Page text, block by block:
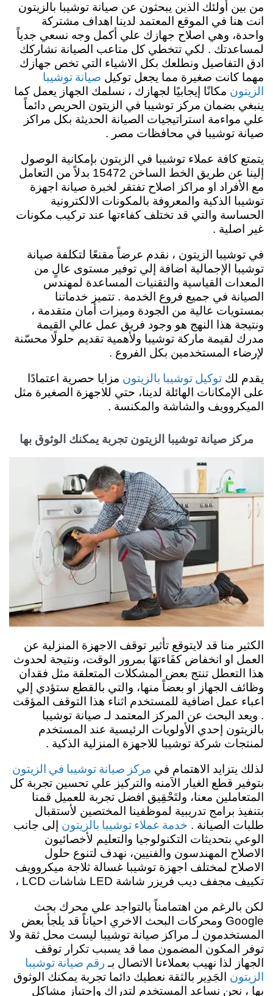
من بين أولئك الذين يبحثون عن صيانة توشيبا بالزيتون
انت هنا في الموقع المعتمد لدينا اهداف مشتركة
واحدة، وهي اصلاح جهازك علي أكمل وجه نسعي جدياً
لمساعدتك . لكي تتخطي كل متاعب الصيانة نشاركك
ادق التفاصيل ونطلعك بكل الاشياء التي تخص جهازك
مهما كانت صغيرة مما يجعل توكيل صيانة توشيبا
الزيتون مكانًا إيجابيًا لجهازك ، نسلمك الجهاز يعمل كما
ينبغي بضمان مركز توشيبا في الزيتون الحريص دائماً
علي مواءمة استراتيجيات الصيانة الحديثة بكل مراكز
صيانة توشيبا في محافظات مصر .
يتمتع كافة عملاء توشيبا في الزيتون بإمكانية الوصول
إلينا عن طريق الخط الساخن 15472 بدلاً من التعامل
مع الأفراد او مراكز اصلاح تفتقر لخبرة صيانة اجهزة
توشيبا الذكية والمعروفة بالمكونات الالكترونية
الحساسة والتي قد تختلف كفاءتها عند تركيب مكونات
غير اصلية .
في توشيبا الزيتون ، نقدم عرضاً مقنعًا لتكلفة صيانة
توشيبا الإجمالية اضافة إلي توفير مستوى عالٍ من
المعدات القياسية والتقنيات المساعدة لمهندس
الصيانة في جميع فروع الخدمة . تتميز خدماتنا
بمستويات عالية من الجودة وميزات أمان متقدمة ،
ونتيجة هذا النهج هو وجود فريق عمل عالي القيمة
مدرك لقيمة ماركة توشيبا ولأهمية تقديم حلولًا محسّنة
لإرضاء المستخدمين بكل الفروع .
يقدم لك توكيل توشيبا بالزيتون مزايا حصرية اعتمادًا
على الإمكانات الهائلة لدينا، حتي للاجهزة الصغيرة مثل
الميكروويف والشاشة والمكنسة .
مركز صيانة توشيبا الزيتون تجربة يمكنك الوثوق بها
الكثير منا قد لايتوقع تأثير توقف الاجهزة المنزلية عن
العمل او انخفاض كفَاءتهَا بمرور الوقت، ونتيجة لحدوث
هذا التعطل تنتج بعض المشكلات المتعلقة مثل فقدان
وظائف الجهاز او بعضاً منها، والتي بالقطع ستؤدي إلي
اعباء عمل اضافية للمستخدم اثناء هذا التوقف المؤقت
. ويعد البحث عن المركز المعتمد لـ صيانة توشيبا
بالزيتون إحدي الأولويات الرئيسية عند المستخدم
لمنتجات شركة توشيبا للاجهزة المنزلية الذكية .
لذلك يتزايد الاهتمام في مركز صيانة توشيبا في الزيتون
بتوفير قطع الغيار الاَمنه والتركيز علي تحسين تجربة كل
المتعاملين معنا، ولتَحْقِيق افضل تجربة للعميل قمنا
بتنفيذ برامج تدريبية لموظفينا المختصين لأستقبال
طلبات الصيانة . خدمة عملاء توشيبا بالزيتون إلى جانب
الوعي بتحديثات التكنولوجيا والتعليم لأخصائيون
الاصلاح المهندسون والفنيين، نهدف لتنوع حلول
الاصلاح لمختلف اجهزة توشيبا غسالة ثلاجة ميكروويف
تكييف مجفف ديب فريزر شاشة LED شاشات LCD ،
لكن بالرغم من اهتمامناً بالتواجد علي محرك بحث
Google ومحركات البحث الاخري احياناً قد يلجأ بعض
المستخدمون لـ مراكز صيانة توشيبا ليست محل ثقة ولا
توفر المكون المضمون مما قد يسبب تكرار توقف
الجهاز لذا نهيب بعملاءنا الاتصال بـ رقم صيانة توشيبا
الزيتون الجَدِير بالثقة نعطيك دائما تجربة يمكنك الوثوق
بها ، نحن نساعد المستخدم لتدراك وإجتياز مشاكل